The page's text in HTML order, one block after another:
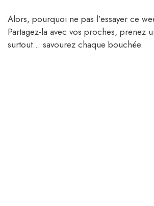
Alors, pourquoi ne pas l’essayer ce
Partagez-la avec vos proches, prenez
surtout… savourez chaque bouchée.